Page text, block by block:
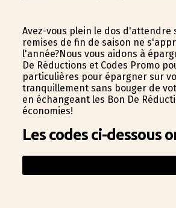
Avez-vous plein le dos
remises de fin de saison ne
l'année?Nous vous aidons à
De Réductions et Codes Promo
particulières pour épargner sur
tranquillement sans bouger de
en échangeant les Bon De
économies!
Les codes ci-dessous